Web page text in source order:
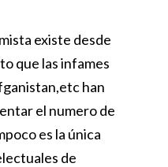
existe desde
que las infames
han
el numero de
es la única
de